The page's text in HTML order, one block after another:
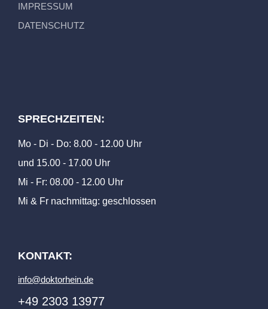
IMPRESSUM
DATENSCHUTZ
SPRECHZEITEN:
Mo - Di - Do: 8.00 - 12.00 Uhr
und 15.00 - 17.00 Uhr
Mi - Fr: 08.00 - 12.00 Uhr
Mi & Fr nachmittag: geschlossen
KONTAKT:
+49 2303 13977
info@doktorhein.de